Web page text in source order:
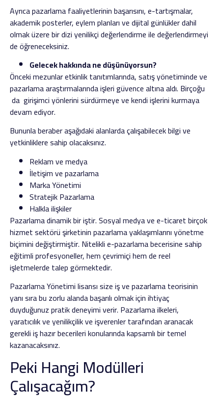
Ayrıca pazarlama faaliyetlerinin başarısını, e-tartışmalar,
akademik posterler, eylem planları ve dijital günlükler dahil
olmak üzere bir dizi yenilikçi değerlendirme ile değerlendirmeyi
de öğreneceksiniz.
Gelecek hakkında ne düşünüyorsun?
Önceki mezunlar etkinlik tanıtımlarında, satış yönetiminde ve
pazarlama araştırmalarında işleri güvence altına aldı. Birçoğu
da girişimci yönlerini sürdürmeye ve kendi işlerini kurmaya
devam ediyor.
Bununla beraber aşağıdaki alanlarda çalışabilecek bilgi ve
yetkinliklere sahip olacaksınız.
Reklam ve medya
İletişim ve pazarlama
Marka Yönetimi
Stratejik Pazarlama
Halkla ilişkiler
Pazarlama dinamik bir iştir. Sosyal medya ve e-ticaret birçok
hizmet sektörü şirketinin pazarlama yaklaşımlarını yönetme
biçimini değiştirmiştir. Nitelikli e-pazarlama becerisine sahip
eğitimli profesyoneller, hem çevrimiçi hem de reel
işletmelerde talep görmektedir.
Pazarlama Yönetimi lisansı size iş ve pazarlama teorisinin
yanı sıra bu zorlu alanda başarılı olmak için ihtiyaç
duyduğunuz pratik deneyimi verir. Pazarlama ilkeleri,
yaratıcılık ve yenilikçilik ve işverenler tarafından aranacak
gerekli iş hazır becerileri konularında kapsamlı bir temel
kazanacaksınız.
Peki Hangi Modülleri
Çalışacağım?